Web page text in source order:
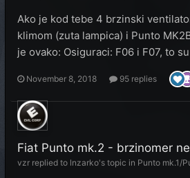
Ako je kod tebe 4 brzinski
klimom (zuta lampica) i Punto
je ovako: Osiguraci: F06 i F07, to
November 8, 2018 95 replies
Fiat Punto mk.2 - brzinomer
vzr replied to lnzarko's topic in Punto mk.1/